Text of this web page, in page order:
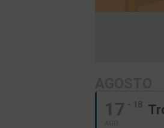
17
AGO
- 18